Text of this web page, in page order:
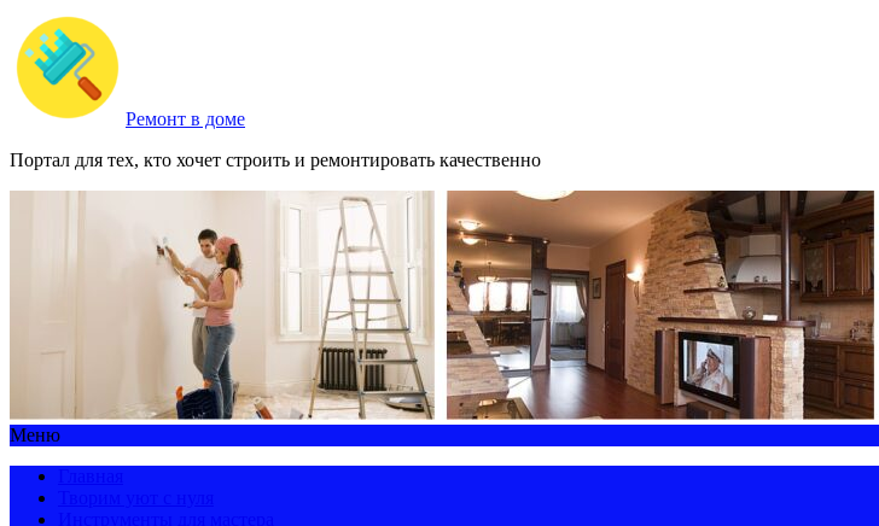
Ремонт в доме
Портал для тех, кто хочет строить и ремонтировать качественно
Меню